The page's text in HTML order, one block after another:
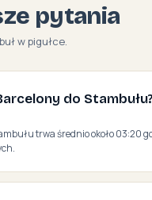
pytania
w pigułce.
do
trwa średnio około